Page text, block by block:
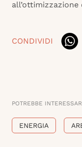
all’ottimizzazione
CONDIVIDI
POTREBBE
ENERGIA